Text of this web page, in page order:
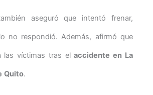
aseguró que intentó frenar,
no respondió. Además, afirmó que
las víctimas tras elaccidente en La
Quito.